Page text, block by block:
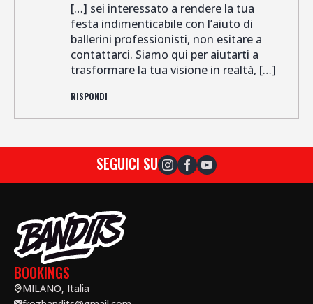
[…] sei interessato a rendere la tua
festa indimenticabile con l’aiuto di
ballerini professionisti, non esitare a
contattarci. Siamo qui per aiutarti a
trasformare la tua visione in realtà, […]
RISPONDI
SEGUICI SU
BOOKINGS
MILANO, Italia